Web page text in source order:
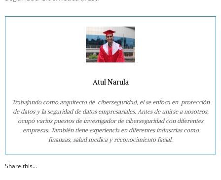
Atul Narula
Trabajando como arquitecto de ciberseguridad, el se enfoca en protección
de datos y la seguridad de datos empresariales. Antes de unirse a nosotros,
ocupó varios puestos de investigador de ciberseguridad con diferentes
empresas. También tiene experiencia en diferentes industrias como
finanzas, salud medica y reconocimiento facial.
Share this...